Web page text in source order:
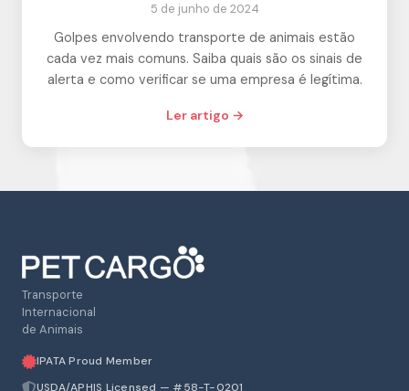
5 de junho de 2024
Golpes envolvendo transporte de animais estão
cada vez mais comuns. Saiba quais são os sinais de
alerta e como verificar se uma empresa é legítima.
Ler artigo →
Transporte
Internacional
de Animais
IPATA Proud Member
USDA/APHIS Licensed — #58-T-0201